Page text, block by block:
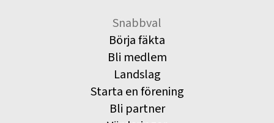
Snabbval
Börja fäkta
Bli medlem
Landslag
Starta en förening
Bli partner